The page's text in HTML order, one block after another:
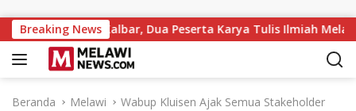
Breaking News
XXXIV Kalbar, Dua Peserta Karya Tulis Ilmiah Melaju ke
Beranda Melawi
Wabup Kluisen Ajak Semua Stakeholder